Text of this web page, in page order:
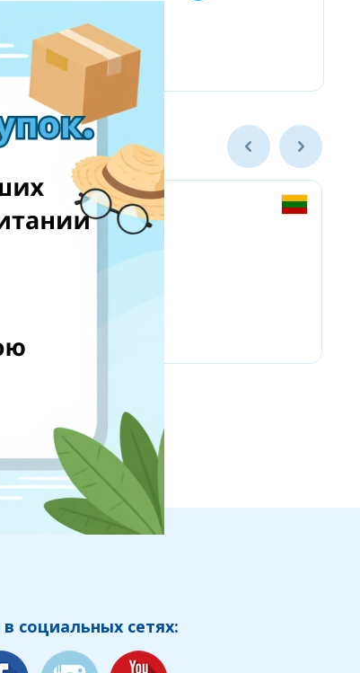
социальных сетях: